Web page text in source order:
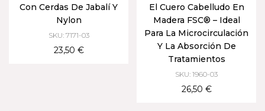
Con Cerdas De Jabalí Y
Nylon
SKU: 7171-03
23,50 €
El Cuero Cabelludo En
Madera FSC® – Ideal
Para La Microcirculación
Y La Absorción De
Tratamientos
SKU: 1960-03
26,50 €